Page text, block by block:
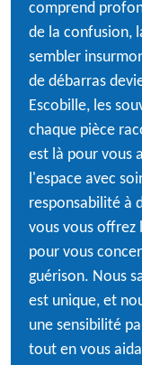
comprend
de la confusion,
sembler
de débarras
Escobille, les
chaque pièce
est là pour vous
l'espace avec
responsabilité à
vous vous offrez
pour vous
guérison. Nous
est unique, et
une sensibilité
tout en vous